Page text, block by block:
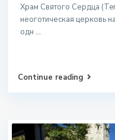
Храм Святого Сердца
неоготическая церковь
одн ...
Continue reading